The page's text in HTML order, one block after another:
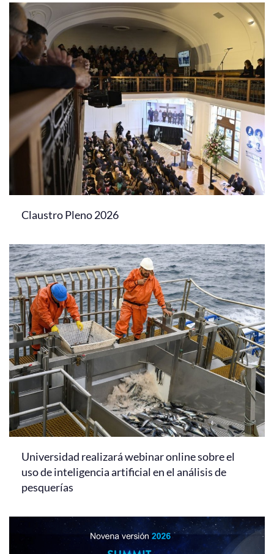
Claustro Pleno 2026
Universidad realizará webinar online sobre el
uso de inteligencia artificial en el análisis de
pesquerías